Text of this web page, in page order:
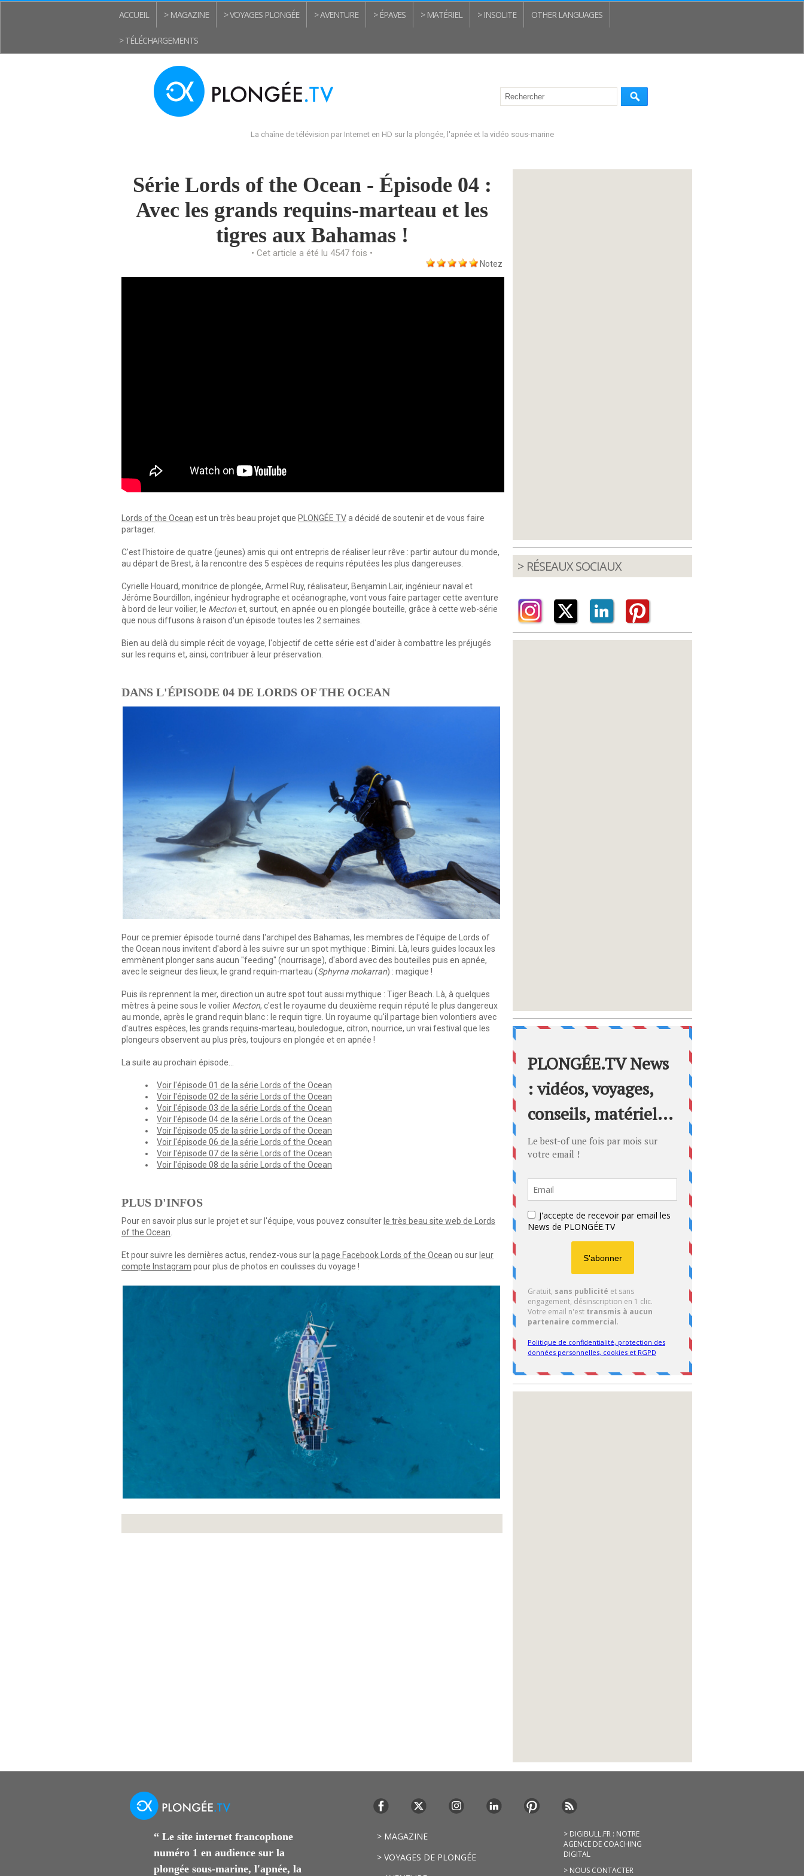
ACCUEIL > MAGAZINE > VOYAGES PLONGÉE > AVENTURE > ÉPAVES > MATÉRIEL > INSOLITE OTHER LANGUAGES
> TÉLÉCHARGEMENTS
La chaîne de télévision par Internet en HD sur la plongée, l'apnée et la vidéo sous-marine
Série Lords of the Ocean - Épisode 04 :
Avec les grands requins-marteau et les
tigres aux Bahamas !
• Cet article a été lu 4547 fois •
Notez
Lords of the Ocean est un très beau projet que PLONGÉE TVa décidé de soutenir et de vous faire
partager.
C'est l'histoire de quatre (jeunes) amis qui ont entrepris de réaliser leur rêve : partir autour du monde,
au départ de Brest, à la rencontre des 5 espèces de requins réputées les plus dangereuses.
Cyrielle Houard, monitrice de plongée, Armel Ruy, réalisateur, Benjamin Lair, ingénieur naval et
Jérôme Bourdillon, ingénieur hydrographe et océanographe, vont vous faire partager cette aventure
à bord de leur voilier, le Mectonet, surtout, en apnée ou en plongée bouteille, grâce à cette web-série
que nous diffusons à raison d'un épisode toutes les 2 semaines.
Bien au delà du simple récit de voyage, l'objectif de cette série est d'aider à combattre les préjugés
sur les requins et, ainsi, contribuer à leur préservation.
DANS L'ÉPISODE 04 DE LORDS OF THE OCEAN
Pour ce premier épisode tourné dans l'archipel des Bahamas, les membres de l'équipe de Lords of
the Ocean nous invitent d'abord à les suivre sur un spot mythique : Bimini. Là, leurs guides locaux les
emmènent plonger sans aucun "feeding" (nourrisage), d'abord avec des bouteilles puis en apnée,
avec le seigneur des lieux, le grand requin-marteau (Sphyrna mokarran) : magique !
Puis ils reprennent la mer, direction un autre spot tout aussi mythique : Tiger Beach. Là, à quelques
mètres à peine sous le voilier Mecton, c'est le royaume du deuxième requin réputé le plus dangereux
au monde, après le grand requin blanc : le requin tigre. Un royaume qu'il partage bien volontiers avec
d'autres espèces, les grands requins-marteau, bouledogue, citron, nourrice, un vrai festival que les
plongeurs observent au plus près, toujours en plongée et en apnée !
La suite au prochain épisode...
Voir l'épisode 01 de la série Lords of the Ocean
Voir l'épisode 02 de la série Lords of the Ocean
Voir l'épisode 03 de la série Lords of the Ocean
Voir l'épisode 04 de la série Lords of the Ocean
Voir l'épisode 05 de la série Lords of the Ocean
Voir l'épisode 06 de la série Lords of the Ocean
Voir l'épisode 07 de la série Lords of the Ocean
Voir l'épisode 08 de la série Lords of the Ocean
PLUS D'INFOS
Pour en savoir plus sur le projet et sur l'équipe, vous pouvez consulter le très beau site web de Lords
of the Ocean.
Et pour suivre les dernières actus, rendez-vous sur la page Facebook Lords of the Ocean ou sur leur
compte Instagram pour plus de photos en coulisses du voyage !
> RÉSEAUX SOCIAUX
“ Le site internet francophone
numéro 1 en audience sur la
plongée sous-marine, l'apnée, la
> MAGAZINE
> VOYAGES DE PLONGÉE
> DIGIBULL.FR : NOTRE
AGENCE DE COACHING
DIGITAL
> NOUS CONTACTER